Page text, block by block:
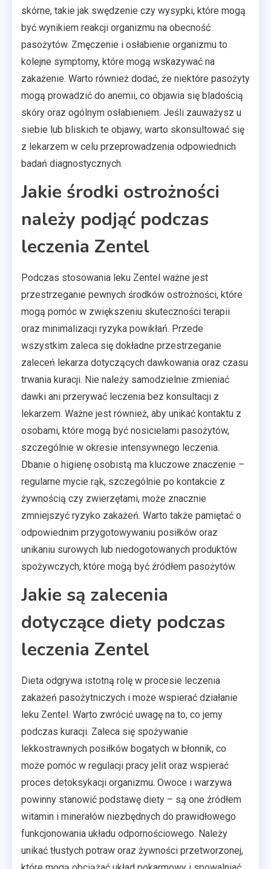
skórne, takie jak swędzenie czy wysypki, które mogą
być wynikiem reakcji organizmu na obecność
pasożytów. Zmęczenie i osłabienie organizmu to
kolejne symptomy, które mogą wskazywać na
zakażenie. Warto również dodać, że niektóre pasożyty
mogą prowadzić do anemii, co objawia się bladością
skóry oraz ogólnym osłabieniem. Jeśli zauważysz u
siebie lub bliskich te objawy, warto skonsultować się
z lekarzem w celu przeprowadzenia odpowiednich
badań diagnostycznych.
Jakie środki ostrożności
należy podjąć podczas
leczenia Zentel
Podczas stosowania leku Zentel ważne jest
przestrzeganie pewnych środków ostrożności, które
mogą pomóc w zwiększeniu skuteczności terapii
oraz minimalizacji ryzyka powikłań. Przede
wszystkim zaleca się dokładne przestrzeganie
zaleceń lekarza dotyczących dawkowania oraz czasu
trwania kuracji. Nie należy samodzielnie zmieniać
dawki ani przerywać leczenia bez konsultacji z
lekarzem. Ważne jest również, aby unikać kontaktu z
osobami, które mogą być nosicielami pasożytów,
szczególnie w okresie intensywnego leczenia.
Dbanie o higienę osobistą ma kluczowe znaczenie –
regularne mycie rąk, szczególnie po kontakcie z
żywnością czy zwierzętami, może znacznie
zmniejszyć ryzyko zakażeń. Warto także pamiętać o
odpowiednim przygotowywaniu posiłków oraz
unikaniu surowych lub niedogotowanych produktów
spożywczych, które mogą być źródłem pasożytów.
Jakie są zalecenia
dotyczące diety podczas
leczenia Zentel
Dieta odgrywa istotną rolę w procesie leczenia
zakażeń pasożytniczych i może wspierać działanie
leku Zentel. Warto zwrócić uwagę na to, co jemy
podczas kuracji. Zaleca się spożywanie
lekkostrawnych posiłków bogatych w błonnik, co
może pomóc w regulacji pracy jelit oraz wspierać
proces detoksykacji organizmu. Owoce i warzywa
powinny stanowić podstawę diety – są one źródłem
witamin i minerałów niezbędnych do prawidłowego
funkcjonowania układu odpornościowego. Należy
unikać tłustych potraw oraz żywności przetworzonej,